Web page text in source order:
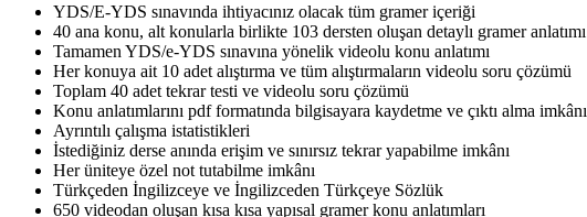
YDS/E-YDS sınavında ihtiyacınız olacak tüm gramer içeriği
40 ana konu, alt konularla birlikte 103 dersten oluşan detaylı gramer anlatımı
Tamamen YDS/e-YDS sınavına yönelik videolu konu anlatımı
Her konuya ait 10 adet alıştırma ve tüm alıştırmaların videolu soru çözümü
Toplam 40 adet tekrar testi ve videolu soru çözümü
Konu anlatımlarını pdf formatında bilgisayara kaydetme ve çıktı alma imkânı
Ayrıntılı çalışma istatistikleri
İstediğiniz derse anında erişim ve sınırsız tekrar yapabilme imkânı
Her üniteye özel not tutabilme imkânı
Türkçeden İngilizceye ve İngilizceden Türkçeye Sözlük
650 videodan oluşan kısa kısa yapısal gramer konu anlatımları